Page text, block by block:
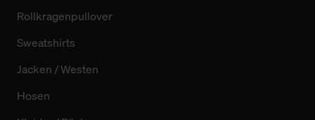
Rollkragenpullover
Sweatshirts
Jacken / Westen
Hosen